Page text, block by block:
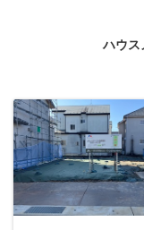
ハウス